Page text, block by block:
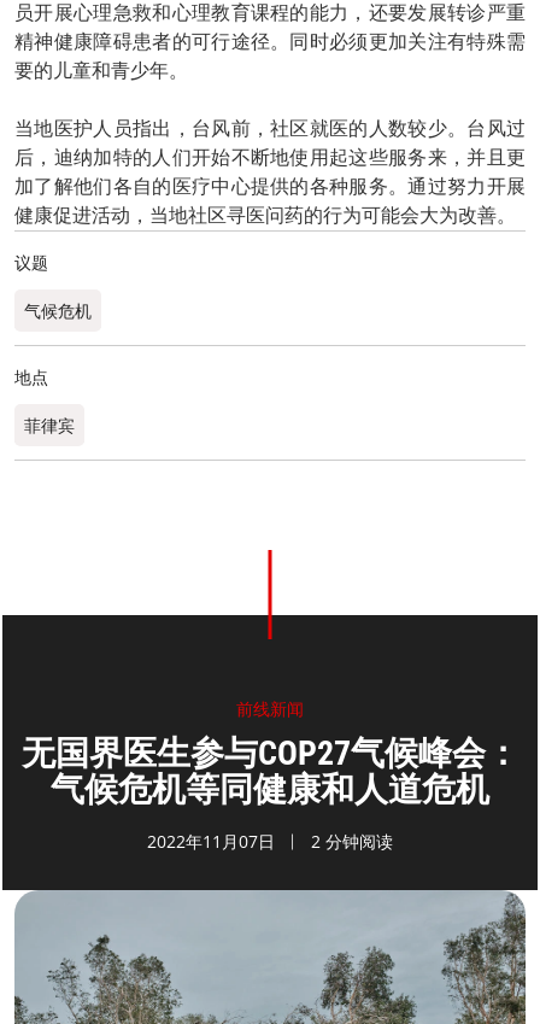
员开展心理急救和心理教育课程的能力，还要发展转诊严重
精神健康障碍患者的可行途径。同时必须更加关注有特殊需
要的儿童和青少年。
当地医护人员指出，台风前，社区就医的人数较少。台风过
后，迪纳加特的人们开始不断地使用起这些服务来，并且更
加了解他们各自的医疗中心提供的各种服务。通过努力开展
健康促进活动，当地社区寻医问药的行为可能会大为改善。
议题
气候危机
地点
菲律宾
前线新闻
无国界医生参与COP27气候峰会：
气候危机等同健康和人道危机
2022年11月07日 2 分钟阅读